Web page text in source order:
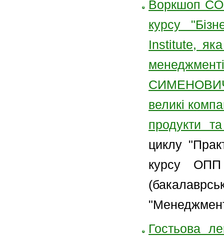
Воркшоп
курсу
Institute,
СИМЕНОВИЧ
великі
продукти
циклу
курсу ОПП
Гостьова